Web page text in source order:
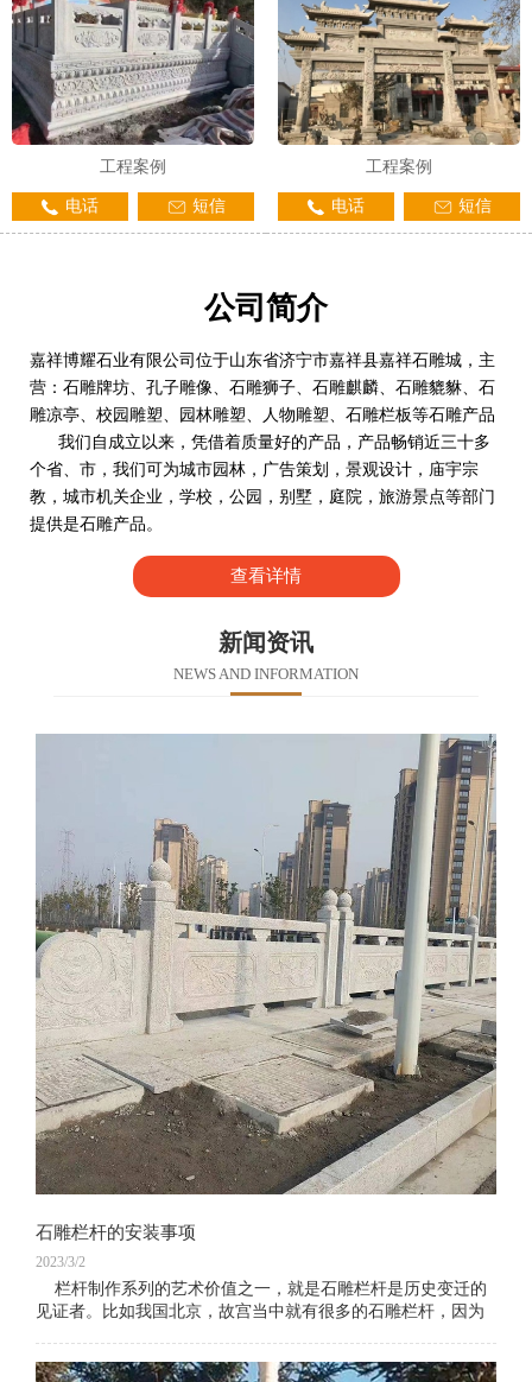
工程案例
电话 短信
工程案例
电话 短信
公司简介
嘉祥博耀石业有限公司位于山东省济宁市嘉祥县嘉祥石雕城，主
营：石雕牌坊、孔子雕像、石雕狮子、石雕麒麟、石雕貔貅、石
雕凉亭、校园雕塑、园林雕塑、人物雕塑、石雕栏板等石雕产品
我们自成立以来，凭借着质量好的产品，产品畅销近三十多
个省、市，我们可为城市园林，广告策划，景观设计，庙宇宗
教，城市机关企业，学校，公园，别墅，庭院，旅游景点等部门
提供是石雕产品。
查看详情
新闻资讯
NEWS AND INFORMATION
石雕栏杆的安装事项
2023/3/2
栏杆制作系列的艺术价值之一，就是石雕栏杆是历史变迁的
见证者。比如我国北京，故宫当中就有很多的石雕栏杆，因为